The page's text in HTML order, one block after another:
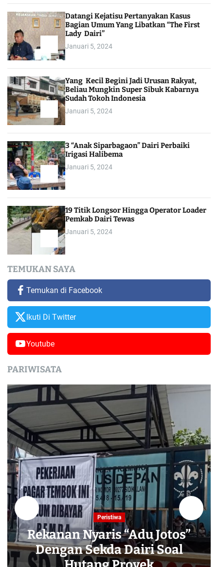
Datangi Kejatisu Pertanyakan Kasus
Bagian Umum Yang Libatkan “The First
Lady Dairi”
Januari 5, 2024
Yang Kecil Begini Jadi Urusan Rakyat,
Beliau Mungkin Super Sibuk Kabarnya
Sudah Tokoh Indonesia
Januari 5, 2024
3 “Anak Siparbagaon” Dairi Perbaiki
Irigasi Halibema
Januari 5, 2024
19 Titik Longsor Hingga Operator Loader
Pemkab Dairi Tewas
Januari 5, 2024
TEMUKAN SAYA
Temukan di Facebook
Ikuti Di Twitter
Youtube
PARIWISATA
Peristiwa
Rekanan Nyaris “Adu Jotos”
Dengan Sekda Dairi Soal